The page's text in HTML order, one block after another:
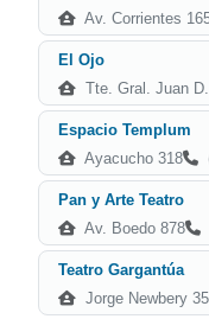
Av. Corrientes
El Ojo
Tte. Gral. Juan
Espacio Templum
Ayacucho 318
Pan y Arte Teatro
Av. Boedo 878
Teatro Gargantúa
Jorge Newbery